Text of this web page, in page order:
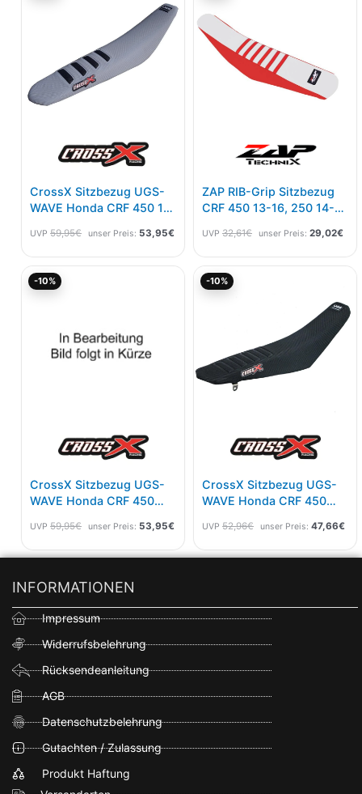
CrossX Sitzbezug UGS-
WAVE Honda CRF 450 17-
Schwarz
UVP 59,95€ unser Preis: 53,95€
53,95€.
ZAP RIB-Grip Sitzbezug
CRF 450 13-16, 250 14-17
UVP 32,61€ unser Preis: 29,02€
-10%
CrossX Sitzbezug UGS-
WAVE Honda CRF 450
UVP 59,95€ unser Preis: 53,95€
Aktueller
-10%
CrossX Sitzbezug UGS-
WAVE Honda CRF 450
UVP 52,96€ unser Preis: 47,66€
INFORMATIONEN
Impressum
Widerrufsbelehrung
Rücksendeanleitung
AGB
Datenschutzbelehrung
Gutachten / Zulassung
Produkt Haftung